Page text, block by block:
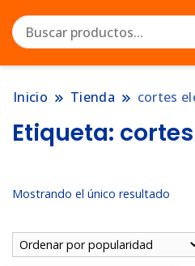
Inicio Tienda cortes
Etiqueta:
Mostrando el único resultado